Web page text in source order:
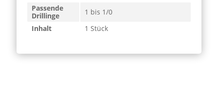
Passende
Drillinge
1 bis 1/0
Inhalt
1 Stück